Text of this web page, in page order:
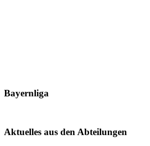
Bayernliga
Aktuelles aus den Abteilungen